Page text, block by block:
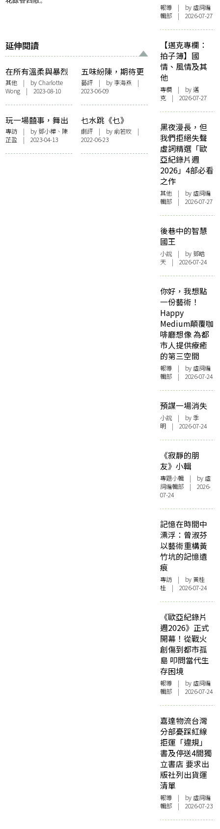
延伸閱讀
在所有溫柔與暴烈
之間的知名不具
其他 | by Charlotte
Wong | 2023-08-10
五味紛陳，期待更
多——「自由舞
2023」
藝評| by 李海燕|
2023-06-09
玩一場囍事，舞出
關係支點——自由
舞2023：訪梅卓
燕、陳建文《囍 —
專訪 | by 鄧小樺、陳
芷盈 | 2023-04-13
乜水跳《乜》
spring？煉緊乜？
——評CCDC《乜》
跨界舞蹈試煉場
劇評| by 俞若玫 |
2022-06-23
報導 | by 虛詞編
輯部 | 2026-07-27
【邁克專欄：
拍子簿】國
情、風情及其
他
專欄 | by邁
克 | 2026-07-27
黑夜漫長，但
我們拒絕失聲
虛詞精選「歐
亞紀錄片週
2026」4部必看
之作
其他 | by 虛詞編
輯部 | 2026-07-27
後巷中的智慧
國王
小說 | by 鄧皓
天 | 2026-07-24
你好，我想點
一份藝術！
Happy
Medium顛覆咖
啡廳想像 為都
市人提供療癒
的第三空間
報導 | by 虛詞編
輯部 | 2026-07-24
預謀一場消失
小說 | by 季
明 | 2026-07-24
《寂靜的朋
友》小輯
專題小輯 | by 虛
詞編輯部 | 2026-
07-24
記憶在時間中
漂浮：曾淑芬
以藝術重構黃
竹坑的記憶遺
痕
專訪 | by 黃桂
桂 | 2026-07-24
《歐亞紀錄片
週2026》正式
開幕！從戰火
創傷到都市孤
島 叩問當代生
存困境
報導 | by 虛詞編
輯部 | 2026-07-24
嘉達物流台灣
分部憂踩紅線
拒運「違規」
書及停送4間獨
立書店 要求出
版社列出貨運
清單
報導 | by 虛詞編
輯部 | 2026-07-23